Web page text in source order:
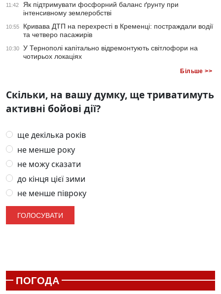
11:42
Як підтримувати фосфорний баланс ґрунту при
інтенсивному землеробстві
10:55
Кривава ДТП на перехресті в Кременці: постраждали водії
та четверо пасажирів
10:30
У Тернополі капітально відремонтують світлофори на
чотирьох локаціях
Більше >>
Скільки, на вашу думку, ще триватимуть
активні бойові дії?
ще декілька років
не менше року
не можу сказати
до кінця цієї зими
не менше півроку
ПОГОДА